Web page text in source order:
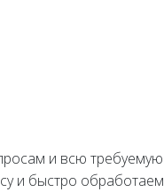
и всю требуемую
и быстро обработаем